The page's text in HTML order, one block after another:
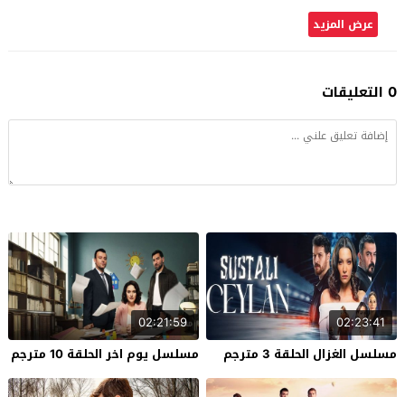
عرض المزيد
0 التعليقات
02:23:41
مسلسل الغزال الحلقة 3 مترجم
02:21:59
مسلسل يوم اخر الحلقة 10 مترجم